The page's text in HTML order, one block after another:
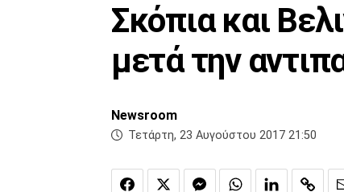
Σκόπια και
μετά την
Newsroom
Τετάρτη, 23 Αυγούστου 2017 21:50